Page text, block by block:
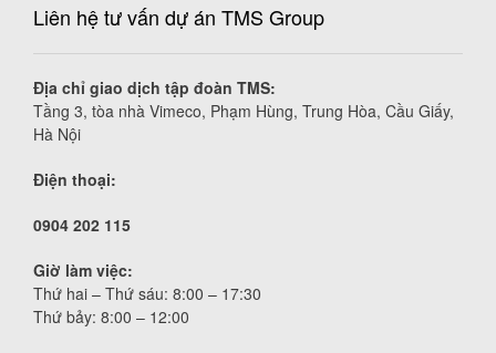
Liên hệ tư vấn dự án TMS Group
Địa chỉ giao dịch tập đoàn TMS:
Tầng 3, tòa nhà Vimeco, Phạm Hùng, Trung Hòa, Cầu Giấy,
Hà Nội
Điện thoại:
0904 202 115
Giờ làm việc:
Thứ hai – Thứ sáu: 8:00 – 17:30
Thứ bảy: 8:00 – 12:00